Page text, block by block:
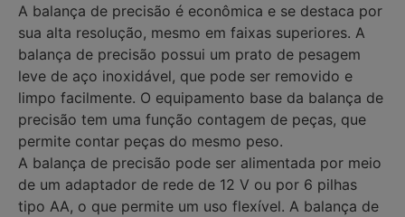
A balança de precisão é econômica e se destaca por
sua alta resolução, mesmo em faixas superiores. A
balança de precisão possui um prato de pesagem
leve de aço inoxidável, que pode ser removido e
limpo facilmente. O equipamento base da balança de
precisão tem uma função contagem de peças, que
permite contar peças do mesmo peso.
A balança de precisão pode ser alimentada por meio
de um adaptador de rede de 12 V ou por 6 pilhas
tipo AA, o que permite um uso flexível. A balança de